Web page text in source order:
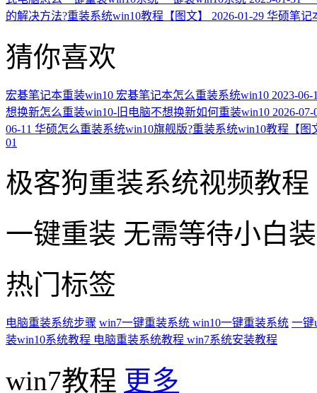
的解决方法?重装系统win10教程【图文】
2026-01-29 华硕笔记
猜你喜欢
宏碁笔记本重装win10 宏碁笔记本怎么重装系统win10 2023-06-
想换新怎么重装win10-旧电脑不想换新如何重装win10 2026-07-
06-11 华硕怎么重装系统win10旗舰版?重装系统win10教程【图
01
极客狗重装系统视频教程
一键重装 无需等待小白
热门标签
电脑重装系统步骤 win7一键重装系统 win10一键重装系统 一键
装win10系统教程 电脑重装系统教程 win7系统安装教程
win7教程 更多